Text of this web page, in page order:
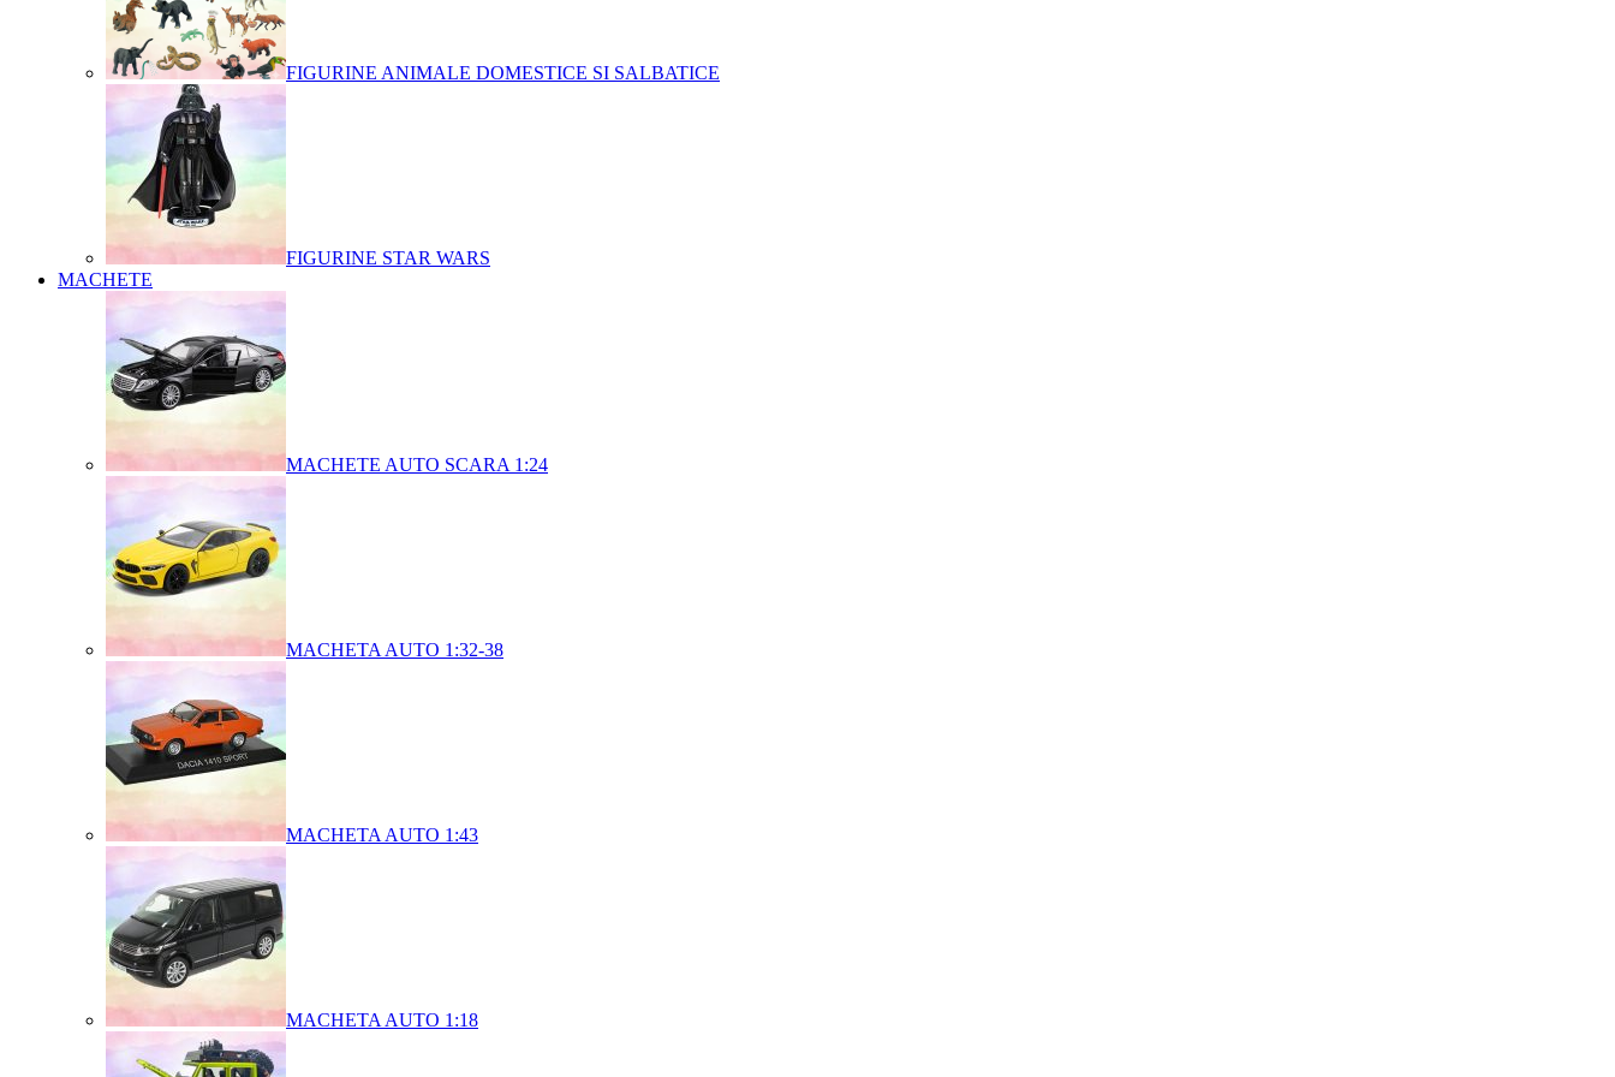
FIGURINE ANIMALE DOMESTICE SI SALBATICE
FIGURINE STAR WARS
MACHETE
MACHETE AUTO SCARA 1:24
MACHETA AUTO 1:32-38
MACHETA AUTO 1:43
MACHETA AUTO 1:18